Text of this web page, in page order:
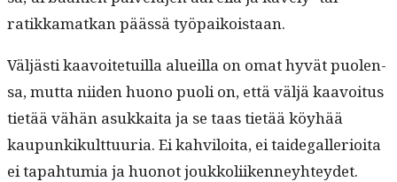
ratikka­matkan päässä työpaikoistaan.
Väljästi kaavoite­tu­il­la alueil­la on omat hyvät puolen­
sa, mut­ta niiden huono puoli on, että väljä kaavoitus
tietää vähän asukkai­ta ja se taas tietää köy­hää
kaupunkikult­tuuria. Ei kahviloi­ta, ei taide­gal­le­ri­oi­ta
ei tapah­tu­mia ja huonot joukkoli­iken­ney­htey­det.